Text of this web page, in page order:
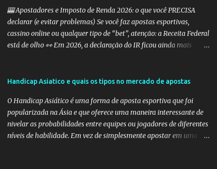
uma diferença de até 2 gols. Se a equipe perder por 3 ou m...
🎰 Apostadores e Imposto de Renda 2026: o que você PRECISA
declarar (e evitar problemas) Se você faz apostas esportivas,
cassino online ou qualquer tipo de “bet”, atenção: a Receita Federal
está de olho 👀 Em 2026, a declaração do IR ficou ainda mais
Qualquer ganho com apostas deve ser informado como: 👉
for legalizada no Brasil) ou 👉 “Rendimentos Recebidos do
Exterior” (se for site internacional) ⚠️ O maior erro dos
apostadores Muita gente acha que só precisa declarar quando
“saca” o dinheiro. ❌ ERRADO Você deve declarar: todos os ganhos
Handicap Asiatico e quais os tipos no mercado de apostas
O Handicap Asiático é uma forma de aposta esportiva que foi
popularizada na Ásia e que oferece uma maneira interessante de
nivelar as probabilidades entre equipes ou jogadores de diferentes
níveis de habilidade. Em vez de simplesmente apostar em uma